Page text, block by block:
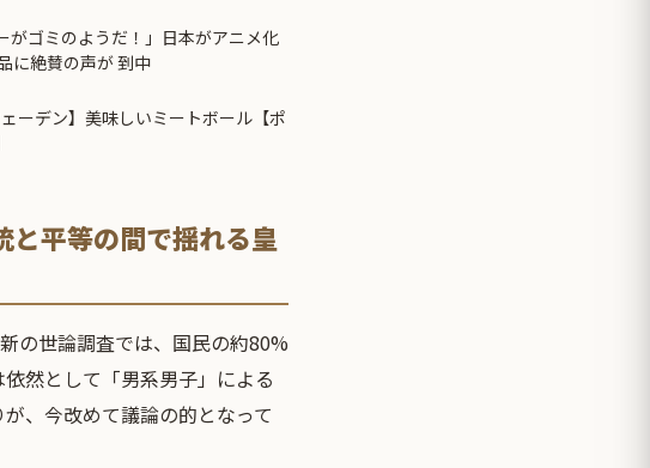
がゴミのようだ！」日本がアニメ化
に絶賛の声が 到中
ェーデン】美味しいミートボール【ポ
平等の間で揺れる皇
の世論調査では、国民の約80%
然として「男系男子」による
、今改めて議論の的となって